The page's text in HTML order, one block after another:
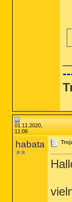
01.11.2020,
11:08
habata